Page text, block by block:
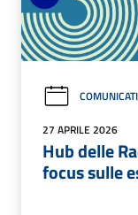
COMUNICATI
27 APRILE 2026
Hub delle
focus sulle